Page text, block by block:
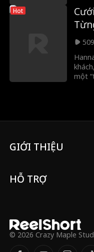
và
hay
dọn
và
xấu,
thử
Hot
một
GIỚI THIỆU
HỖ TRỢ
© 2026 Crazy Maple